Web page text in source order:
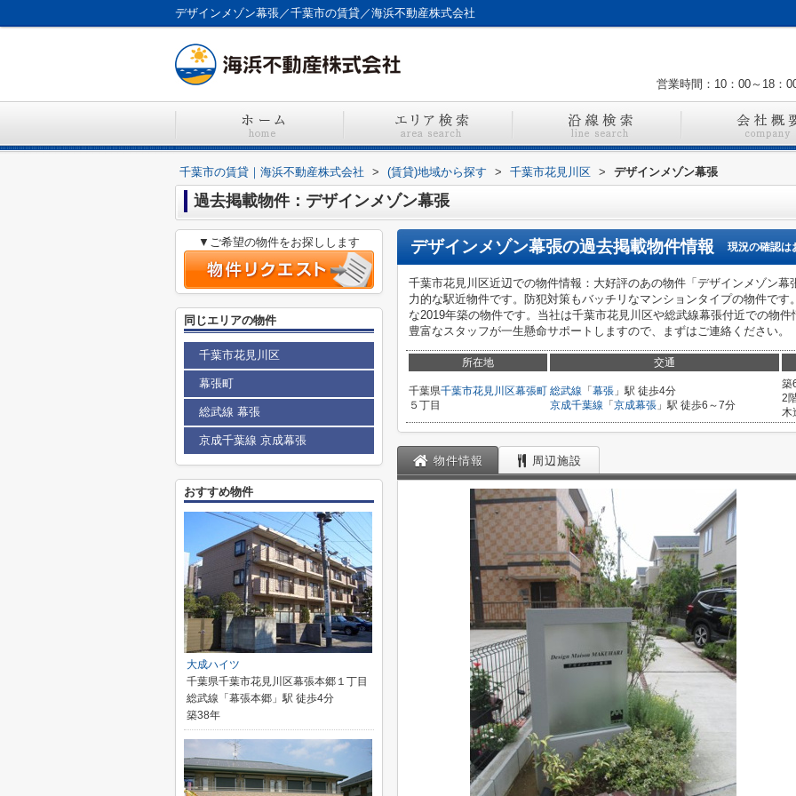
デザインメゾン幕張／千葉市の賃貸／海浜不動産株式会社
営業時間：10：00～18：
千葉市の賃貸｜海浜不動産株式会社 > (賃貸)地域から探す > 千葉市花見川区 > デザインメゾン幕張
過去掲載物件：デザインメゾン幕張
デザインメゾン幕張の過去掲載物件情報 現況の確認は
千葉市花見川区近辺での物件情報：大好評のあの物件「デザインメゾン
力的な駅近物件です。防犯対策もバッチリなマンションタイプの物件で
な2019年築の物件です。当社は千葉市花見川区や総武線幕張付近での物
豊富なスタッフが一生懸命サポートしますので、まずはご連絡ください。
所在地 交通
千葉県千葉市花見川区幕張町
５丁目
総武線 「 幕張 」駅 徒歩4分
京成千葉線 「 京成幕張 」駅 徒歩6～7分
築
2
木
物件情報 周辺施設
▼ご希望の物件をお探しします
同じエリアの物件
千葉市花見川区
幕張町
総武線 幕張
京成千葉線 京成幕張
おすすめ物件
大成ハイツ
千葉県千葉市花見川区幕張本郷１丁目
総武線「幕張本郷」駅 徒歩4分
築38年